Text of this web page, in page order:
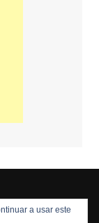
reservados
a usar este